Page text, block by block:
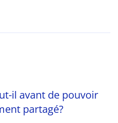
il avant de pouvoir
partagé?